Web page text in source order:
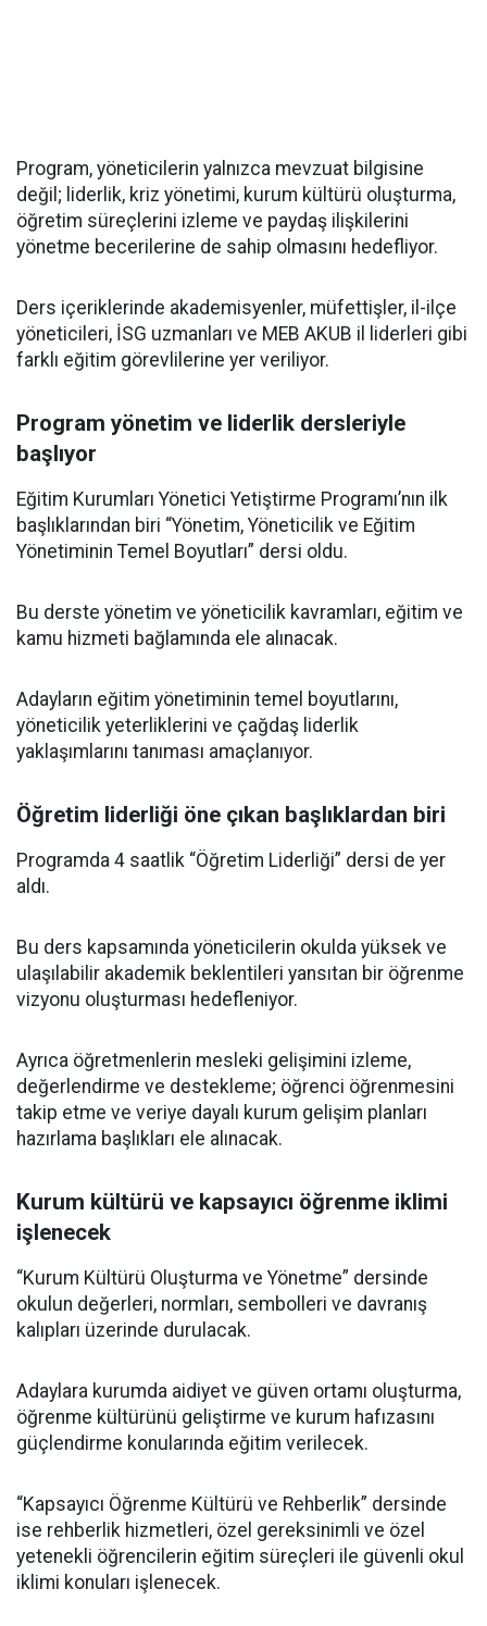
Program, yöneticilerin yalnızca mevzuat bilgisine
değil; liderlik, kriz yönetimi, kurum kültürü oluşturma,
öğretim süreçlerini izleme ve paydaş ilişkilerini
yönetme becerilerine de sahip olmasını hedefliyor.
Ders içeriklerinde akademisyenler, müfettişler, il-ilçe
yöneticileri, İSG uzmanları ve MEB AKUB il liderleri gibi
farklı eğitim görevlilerine yer veriliyor.
Program yönetim ve liderlik dersleriyle
başlıyor
Eğitim Kurumları Yönetici Yetiştirme Programı’nın ilk
başlıklarından biri “Yönetim, Yöneticilik ve Eğitim
Yönetiminin Temel Boyutları” dersi oldu.
Bu derste yönetim ve yöneticilik kavramları, eğitim ve
kamu hizmeti bağlamında ele alınacak.
Adayların eğitim yönetiminin temel boyutlarını,
yöneticilik yeterliklerini ve çağdaş liderlik
yaklaşımlarını tanıması amaçlanıyor.
Öğretim liderliği öne çıkan başlıklardan biri
Programda 4 saatlik “Öğretim Liderliği” dersi de yer
aldı.
Bu ders kapsamında yöneticilerin okulda yüksek ve
ulaşılabilir akademik beklentileri yansıtan bir öğrenme
vizyonu oluşturması hedefleniyor.
Ayrıca öğretmenlerin mesleki gelişimini izleme,
değerlendirme ve destekleme; öğrenci öğrenmesini
takip etme ve veriye dayalı kurum gelişim planları
hazırlama başlıkları ele alınacak.
Kurum kültürü ve kapsayıcı öğrenme iklimi
işlenecek
“Kurum Kültürü Oluşturma ve Yönetme” dersinde
okulun değerleri, normları, sembolleri ve davranış
kalıpları üzerinde durulacak.
Adaylara kurumda aidiyet ve güven ortamı oluşturma,
öğrenme kültürünü geliştirme ve kurum hafızasını
güçlendirme konularında eğitim verilecek.
“Kapsayıcı Öğrenme Kültürü ve Rehberlik” dersinde
ise rehberlik hizmetleri, özel gereksinimli ve özel
yetenekli öğrencilerin eğitim süreçleri ile güvenli okul
iklimi konuları işlenecek.